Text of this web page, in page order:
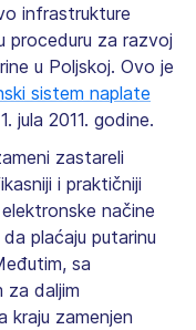
infrastrukture
proceduru za razvoj
u Poljskoj. Ovo je
sistem naplate
jula 2011. godine.
zastareli
i praktičniji
načine
plaćaju putarinu
sa
za daljim
kraju zamenjen